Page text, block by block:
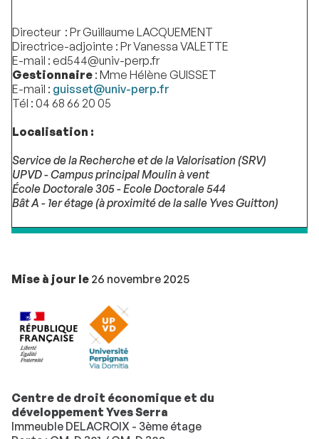
Directeur : Pr Guillaume LACQUEMENT
Directrice-adjointe : Pr Vanessa VALETTE
E-mail : ed544@univ-perp.fr
Gestionnaire : Mme Hélène GUISSET
E-mail : guisset@univ-perp.fr
Tél : 04 68 66 20 05
Localisation :
Service de la Recherche et de la Valorisation (SRV)
UPVD - Campus principal Moulin à vent
École Doctorale 305 - Ecole Doctorale 544
Bât A - 1er étage (à proximité de la salle Yves Guitton)
Mise à jour le 26 novembre 2025
Centre de droit économique et du
développement Yves Serra
Immeuble DELACROIX - 3ème étage